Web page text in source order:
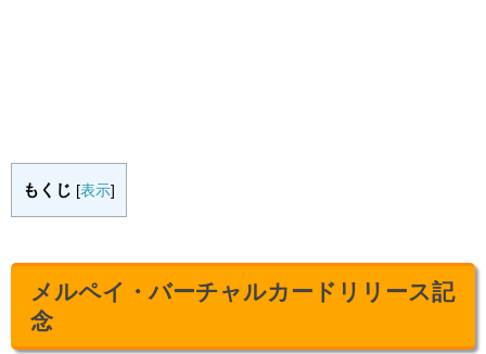
もくじ [表示]
メルペイ・バーチャルカードリリース記
念